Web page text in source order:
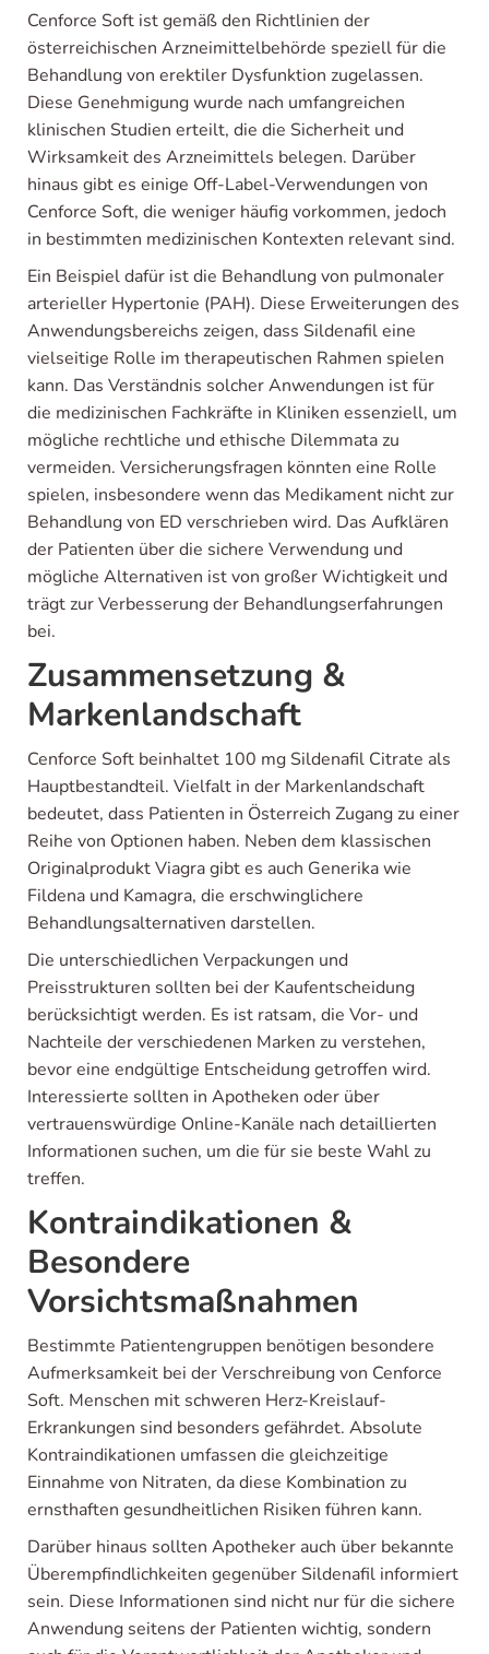
Cenforce Soft ist gemäß den Richtlinien der
österreichischen Arzneimittelbehörde speziell für die
Behandlung von erektiler Dysfunktion zugelassen.
Diese Genehmigung wurde nach umfangreichen
klinischen Studien erteilt, die die Sicherheit und
Wirksamkeit des Arzneimittels belegen. Darüber
hinaus gibt es einige Off-Label-Verwendungen von
Cenforce Soft, die weniger häufig vorkommen, jedoch
in bestimmten medizinischen Kontexten relevant sind.
Ein Beispiel dafür ist die Behandlung von pulmonaler
arterieller Hypertonie (PAH). Diese Erweiterungen des
Anwendungsbereichs zeigen, dass Sildenafil eine
vielseitige Rolle im therapeutischen Rahmen spielen
kann. Das Verständnis solcher Anwendungen ist für
die medizinischen Fachkräfte in Kliniken essenziell, um
mögliche rechtliche und ethische Dilemmata zu
vermeiden. Versicherungsfragen könnten eine Rolle
spielen, insbesondere wenn das Medikament nicht zur
Behandlung von ED verschrieben wird. Das Aufklären
der Patienten über die sichere Verwendung und
mögliche Alternativen ist von großer Wichtigkeit und
trägt zur Verbesserung der Behandlungserfahrungen
bei.
Zusammensetzung &
Markenlandschaft
Cenforce Soft beinhaltet 100 mg Sildenafil Citrate als
Hauptbestandteil. Vielfalt in der Markenlandschaft
bedeutet, dass Patienten in Österreich Zugang zu einer
Reihe von Optionen haben. Neben dem klassischen
Originalprodukt Viagra gibt es auch Generika wie
Fildena und Kamagra, die erschwinglichere
Behandlungsalternativen darstellen.
Die unterschiedlichen Verpackungen und
Preisstrukturen sollten bei der Kaufentscheidung
berücksichtigt werden. Es ist ratsam, die Vor- und
Nachteile der verschiedenen Marken zu verstehen,
bevor eine endgültige Entscheidung getroffen wird.
Interessierte sollten in Apotheken oder über
vertrauenswürdige Online-Kanäle nach detaillierten
Informationen suchen, um die für sie beste Wahl zu
treffen.
Kontraindikationen &
Besondere
Vorsichtsmaßnahmen
Bestimmte Patientengruppen benötigen besondere
Aufmerksamkeit bei der Verschreibung von Cenforce
Soft. Menschen mit schweren Herz-Kreislauf-
Erkrankungen sind besonders gefährdet. Absolute
Kontraindikationen umfassen die gleichzeitige
Einnahme von Nitraten, da diese Kombination zu
ernsthaften gesundheitlichen Risiken führen kann.
Darüber hinaus sollten Apotheker auch über bekannte
Überempfindlichkeiten gegenüber Sildenafil informiert
sein. Diese Informationen sind nicht nur für die sichere
Anwendung seitens der Patienten wichtig, sondern